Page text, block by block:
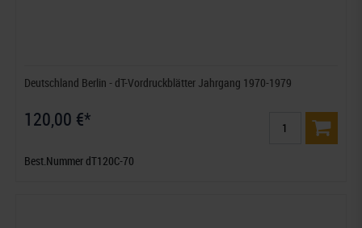
Deutschland Berlin - dT-Vordruckblätter Jahrgang 1970-1979
120,00 €*
Best.Nummer dT120C-70